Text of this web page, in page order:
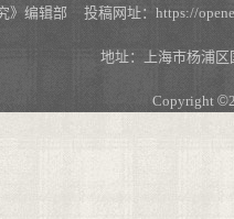
》编辑部 投稿网址：https://
地址：上海市杨浦
Copyright ©